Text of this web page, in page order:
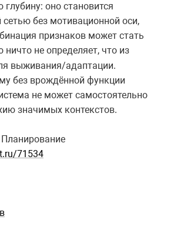
оно становится
сетью без мотивационной оси,
признаков может стать
ничто не определяет, что из
выживания/адаптации.
без врождённой функции
не может самостоятельно
значимых контекстов.
71534